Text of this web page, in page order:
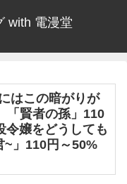
with 電漫堂
はこの暗がりが
「賢者の孫」110
令嬢をどうしても
~」110円～50%